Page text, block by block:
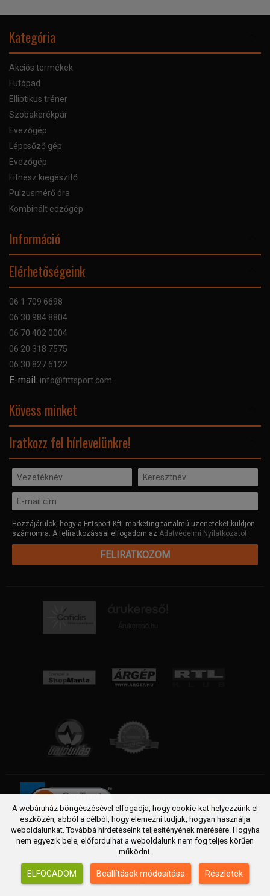
Kategória
Akciós termékek
Futópad
Elliptikus tréner
Szobakerékpár
Evezőgép
Lépcsőző gép
Evezőgép
Fitnesz kiegészítő
Pulzusmérő óra
Kombinált edzőgép
Információ
Bankkártyás fizetés
Adatvédelmi nyilatkozat
Elérhetőségeink
06 1 709 6698
06 30 984 8804
06 70 402 0004
06 20 318 7575
06 30 827 6122
E-mail: info@fittsport.com
Kövess minket
Iratkozz fel hírlevelünkre!
Hozzájárulok, hogy a Fittsport Kft. marketing tartalmú üzeneteket küldjön
számomra. A feliratkozással elfogadom az Adatvédelmi Nyilatkozatot.
FELIRATKOZOM
Copyright © 2005 - 2026 FittSport webáruház. Futópad, Futógép,
Elliptika, Kondigép, sportszer
A webáruház böngészésével elfogadja, hogy cookie-kat helyezzünk el
eszközén, abból a célból, hogy elemezni tudjuk, hogyan használja
weboldalunkat. Továbbá hirdetéseink teljesítényének mérésére. Hogyha
nem egyezik bele, előfordulhat a weboldalunk nem fog teljes körűen
működni.
ELFOGADOM Beállítások módosítása Részletek